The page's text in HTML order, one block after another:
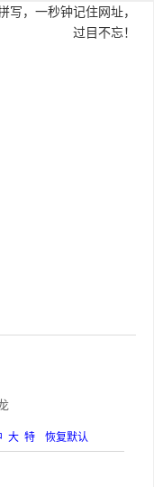
写，一秒钟记住网址，
过目不忘！
大 特 恢复默认